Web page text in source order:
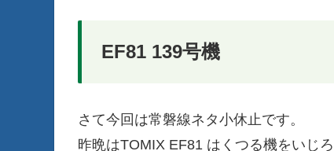
EF81 139号機
さて今回は常磐線ネタ小休止です。
昨晩はTOMIX EF81 はくつる機をいじろ